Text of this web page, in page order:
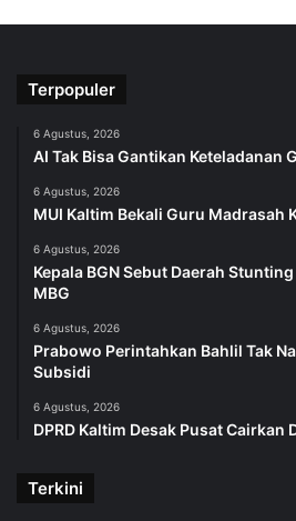
Terpopuler
6 Agustus, 2026
AI Tak Bisa Gantikan Keteladanan
6 Agustus, 2026
MUI Kaltim Bekali Guru Madrasah
6 Agustus, 2026
Kepala BGN Sebut Daerah
MBG
6 Agustus, 2026
Prabowo Perintahkan Bahlil Tak
Subsidi
6 Agustus, 2026
DPRD Kaltim Desak Pusat Cairkan
Terkini